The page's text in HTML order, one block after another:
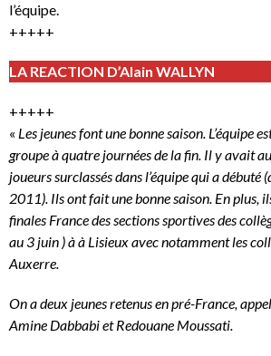
l’équipe.
+++++
LA REACTION D’Alain WALLYN
+++++
« Les jeunes font une bonne saison. L’équipe
groupe à quatre journées de la fin. Il y avait
joueurs surclassés dans l’équipe qui a débuté
2011). Ils ont fait une bonne saison. En plus,
finales France des sections sportives des
au 3 juin ) à à Lisieux avec notamment les
Auxerre.
On a deux jeunes retenus en pré-France,
Amine Dabbabi et Redouane Moussati.